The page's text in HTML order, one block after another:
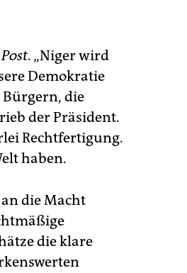
. „Niger wird
Demokratie
die
der Präsident.
Rechtfertigung.
haben.
die Macht
die klare